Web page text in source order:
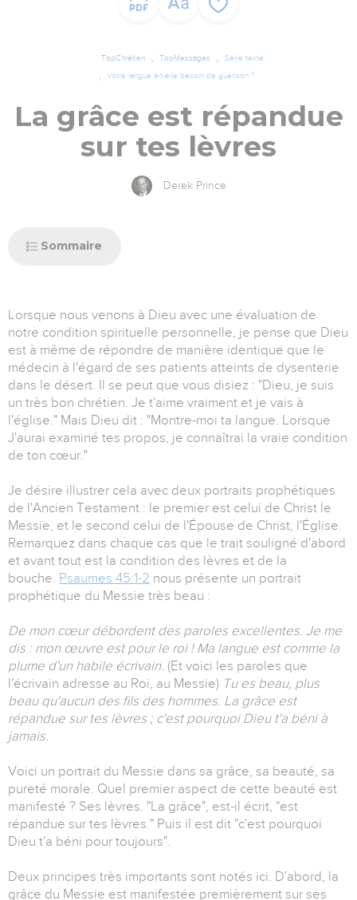
TopChrétien TopMessages
Série texte
Votre langue a-t-elle besoin de guérison ?
La grâce est répandue
sur tes lèvres
Derek Prince
Sommaire
Lorsque nous venons à Dieu avec une évaluation de
notre condition spirituelle personnelle, je pense que Dieu
est à même de répondre de manière identique que le
médecin à l'égard de ses patients atteints de dysenterie
dans le désert. Il se peut que vous disiez : "Dieu, je suis
un très bon chrétien. Je t'aime vraiment et je vais à
l'église." Mais Dieu dit : "Montre-moi ta langue. Lorsque
J'aurai examiné tes propos, je connaîtrai la vraie condition
de ton cœur."
Je désire illustrer cela avec deux portraits prophétiques
de l'Ancien Testament : le premier est celui de Christ le
Messie, et le second celui de l'Épouse de Christ, l'Église.
Remarquez dans chaque cas que le trait souligné d'abord
et avant tout est la condition des lèvres et de la
bouche. Psaumes 45:1-2 nous présente un portrait
prophétique du Messie très beau :
De mon cœur débordent des paroles excellentes. Je me
dis : mon œuvre est pour le roi ! Ma langue est comme la
plume d'un habile écrivain. (Et voici les paroles que
l'écrivain adresse au Roi, au Messie) Tu es beau, plus
beau qu'aucun des fils des hommes. La grâce est
répandue sur tes lèvres ; c'est pourquoi Dieu t'a béni à
jamais.
Voici un portrait du Messie dans sa grâce, sa beauté, sa
pureté morale. Quel premier aspect de cette beauté est
manifesté ? Ses lèvres. "La grâce", est-il écrit, "est
répandue sur tes lèvres." Puis il est dit "c'est pourquoi
Dieu t'a béni pour toujours".
Deux principes très importants sont notés ici. D'abord, la
grâce du Messie est manifestée premièrement sur ses